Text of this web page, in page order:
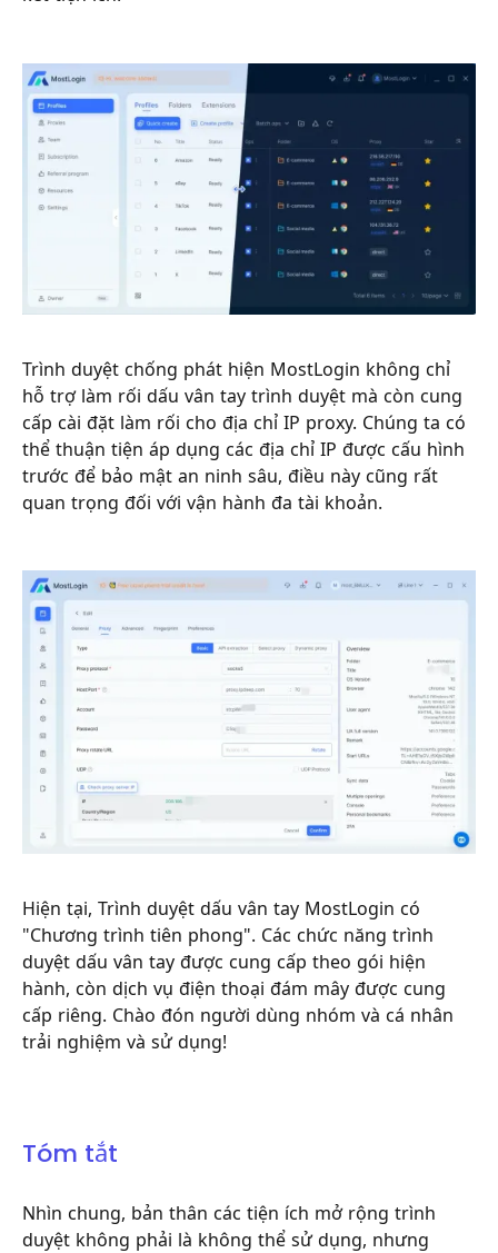
Trình duyệt chống phát hiện MostLogin không chỉ
hỗ trợ làm rối dấu vân tay trình duyệt mà còn cung
cấp cài đặt làm rối cho địa chỉ IP proxy. Chúng ta có
thể thuận tiện áp dụng các địa chỉ IP được cấu hình
trước để bảo mật an ninh sâu, điều này cũng rất
quan trọng đối với vận hành đa tài khoản.
Hiện tại, Trình duyệt dấu vân tay MostLogin có
"Chương trình tiên phong". Các chức năng trình
duyệt dấu vân tay được cung cấp theo gói hiện
hành, còn dịch vụ điện thoại đám mây được cung
cấp riêng. Chào đón người dùng nhóm và cá nhân
trải nghiệm và sử dụng!
Tóm tắt
Nhìn chung, bản thân các tiện ích mở rộng trình
duyệt không phải là không thể sử dụng, nhưng